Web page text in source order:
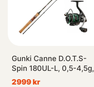
Gunki Canne D.O.T.S-
Spin 180UL-L, 0,5-4,5g,
2sec Combo
2999 kr